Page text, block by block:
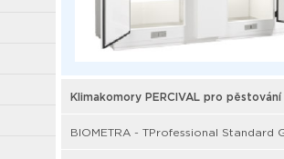
Klimakomory PERCIVAL pro
BIOMETRA - TProfessional Standard